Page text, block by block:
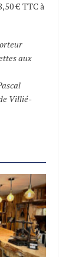
€ TTC à
aux
Villié-